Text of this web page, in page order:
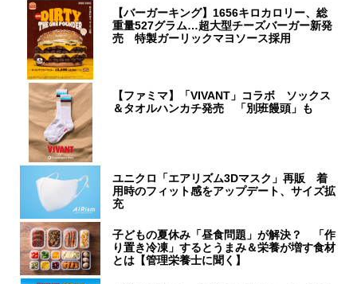
【バーガーキング】1656キロカロリー、総
重量527グラム…超大型チーズバーガー新発
売 特製ガーリックマヨソース採用
【ファミマ】「VIVANT」コラボ ソックス
＆タオルハンカチ発売 「別班饅頭」も
ユニクロ「エアリズム3Dマスク」再販 着
用時のフィット感をアップデート、サイズ拡
充
子どもの夏休み「昼食問題」が解決？ 「作
り置き冷凍」するとうまみ＆栄養が増す食材
とは【管理栄養士に聞く】